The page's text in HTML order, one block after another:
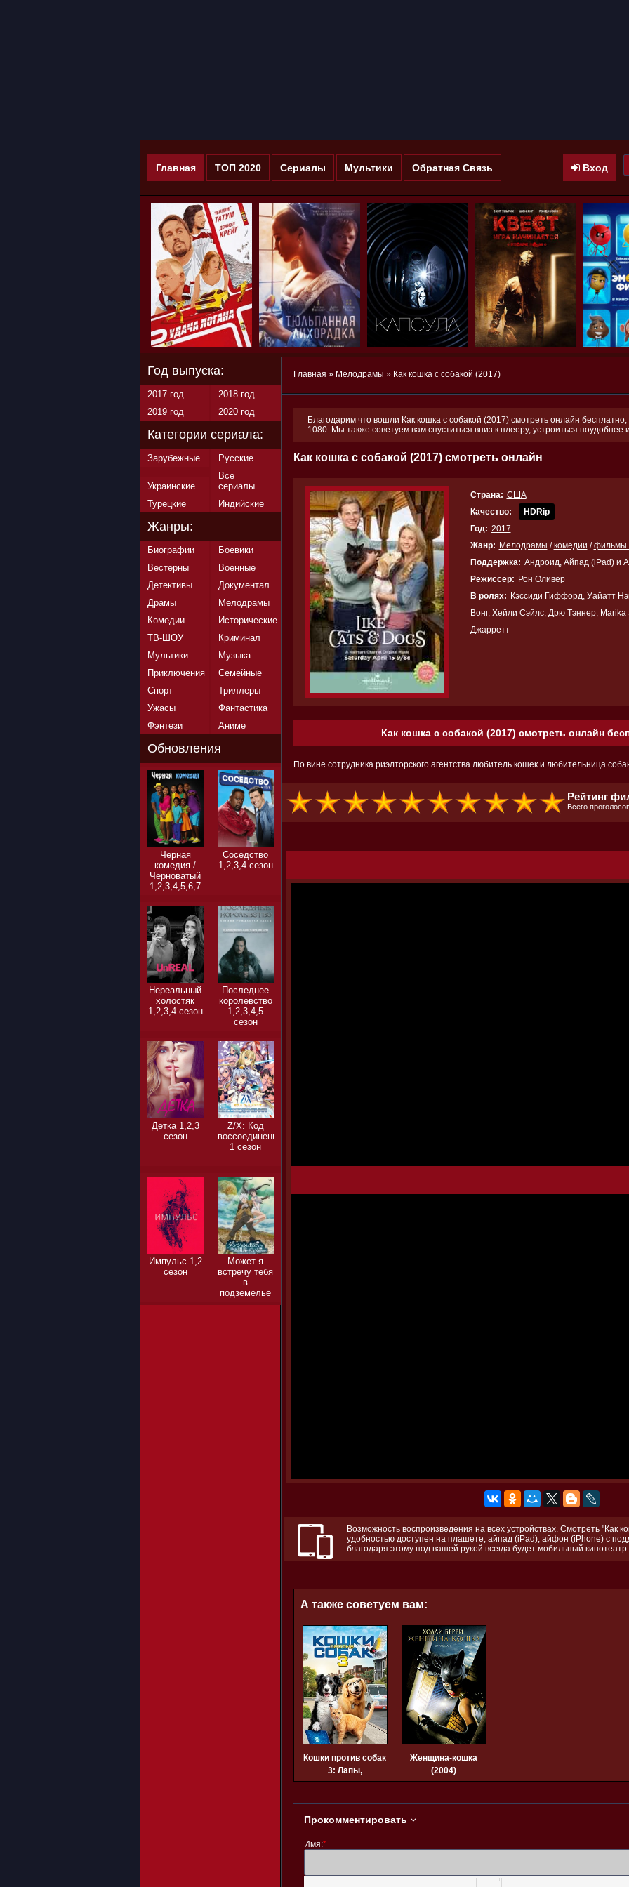
Главная ТОП 2020 Сериалы Мультики Обратная Связь Вход
Главная » Мелодрамы » Как кошка с собакой (2017)
Благодарим что вошли Как кошка с собакой (2017) смотреть онлайн
1080. Мы также советуем вам спуститься вниз к плееру, устроиться
Как кошка с собакой (2017) смотреть онлайн
Страна: США
Качество:
HDRip
Год: 2017
Жанр: Мелодрамы /комедии /фильмы
Поддержка: Андроид, Айпад (iPad) и
Режиссер: Рон Оливер
В ролях: Кэссиди Гиффорд, Уайатт
Вонг, Хейли Сэйлс, Дрю Тэннер,
Джарретт
Как кошка с собакой (2017) смотреть онлайн
По вине сотрудника риэлторского агентства любитель кошек и любительница
Рейтинг
Всего
Возможность воспроизведения на всех устройствах. Смотреть "Как
удобностью доступен на плашете, айпад (iPad), айфон (iPhone) с
благодаря этому под вашей рукой всегда будет мобильный кинотеатр.
А также советуем вам:
Кошки против собак
3: Лапы,
объединяйтесь
Женщина-кошка
(2004)
Прокомментировать
Имя:*
Год выпуска:
2017 год
2018 год
2019 год
2020 год
Категории сериала:
Зарубежные Русские
Украинские
Все
сериалы
Турецкие
Индийские
Жанры:
Биографии
Боевики
Вестерны
Военные
Детективы
Документал
Драмы
Мелодрамы
Комедии
Исторические
ТВ-ШОУ
Криминал
Мультики
Музыка
Приключения
Семейные
Спорт
Триллеры
Ужасы
Фантастика
Фэнтези
Аниме
Обновления
Черная
комедия /
Черноватый
1,2,3,4,5,6,7
Соседство
1,2,3,4 сезон
Нереальный
холостяк
1,2,3,4 сезон
Последнее
королевство
1,2,3,4,5
сезон
Детка 1,2,3
сезон
Z/X: Код
воссоединения
1 сезон
Импульс 1,2
сезон
Может я
встречу тебя
в
подземелье
1,2,3 сезон